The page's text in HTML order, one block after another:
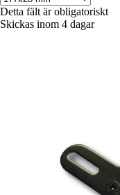
Detta fält är obligatoriskt
Skickas inom 4 dagar